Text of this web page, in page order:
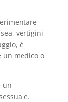
vertigini
è
un medico o
un